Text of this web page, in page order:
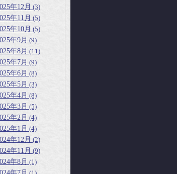
年12月 (3)
年11月 (5)
年10月 (5)
年9月 (9)
年8月 (11)
年7月 (9)
年6月 (8)
年5月 (3)
年4月 (8)
年3月 (5)
年2月 (4)
年1月 (4)
年12月 (2)
年11月 (9)
年8月 (1)